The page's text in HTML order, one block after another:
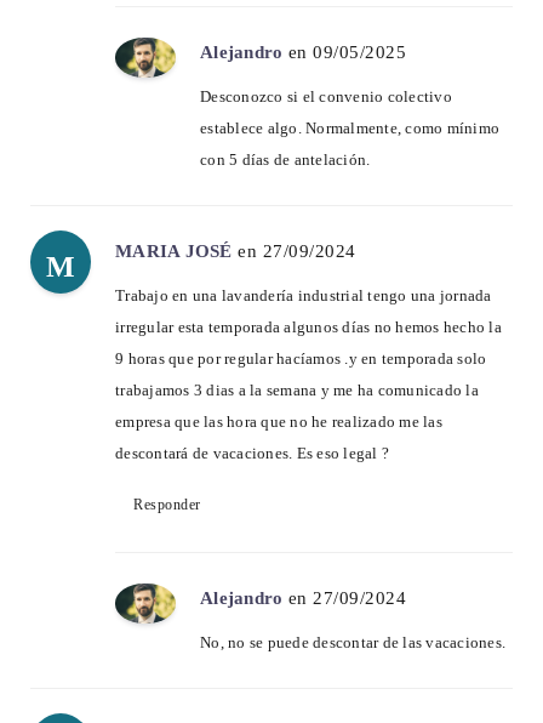
Alejandro en 09/05/2025
Desconozco si el convenio colectivo
establece algo. Normalmente, como mínimo
con 5 días de antelación.
M MARIA JOSÉ en 27/09/2024
Trabajo en una lavandería industrial tengo una jornada
irregular esta temporada algunos días no hemos hecho la
9 horas que por regular hacíamos .y en temporada solo
trabajamos 3 dias a la semana y me ha comunicado la
empresa que las hora que no he realizado me las
descontará de vacaciones. Es eso legal ?
Responder
Alejandro en 27/09/2024
No, no se puede descontar de las vacaciones.